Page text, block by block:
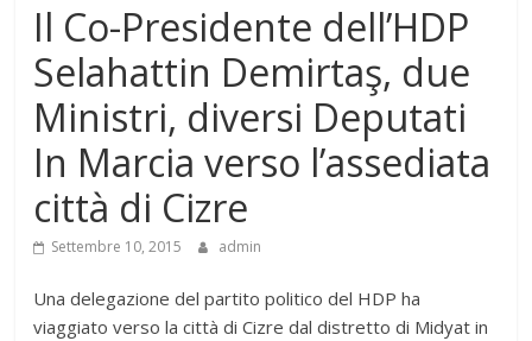
Il Co-Presidente dell’HDP
Selahattin Demirtaş, due
Ministri, diversi Deputati
In Marcia verso l’assediata
città di Cizre
Settembre 10, 2015 admin
Una delegazione del partito politico del HDP ha
viaggiato verso la città di Cizre dal distretto di Midyat in